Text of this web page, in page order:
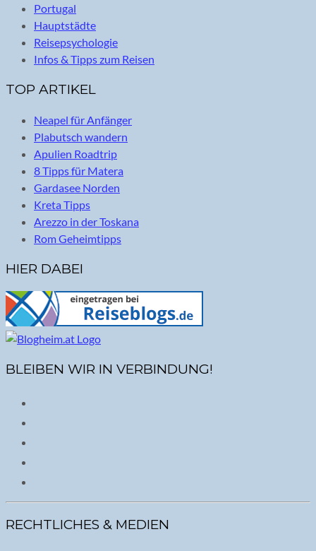
Portugal
Hauptstädte
Reisepsychologie
Infos & Tipps zum Reisen
TOP ARTIKEL
Neapel für Anfänger
Plabutsch wandern
Apulien Roadtrip
8 Tipps für Matera
Gardasee Norden
Kreta Tipps
Arezzo in der Toskana
Rom Geheimtipps
HIER DABEI
BLEIBEN WIR IN VERBINDUNG!
RECHTLICHES & MEDIEN